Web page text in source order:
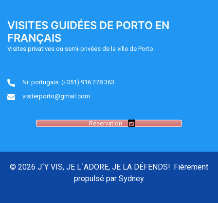
VISITES GUIDÉES DE PORTO EN
FRANÇAIS
Visites privatives ou semi-privées de la ville de Porto.
Nr. portugais: (+351) 916 278 363
visiterporto@gmail.com
Réservation
© 2026 J´Y VIS, JE L´ADORE, JE LA DÉFENDS!. Fièrement
propulsé par Sydney